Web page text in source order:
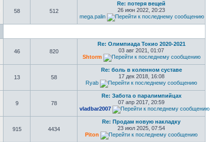
58 512
Re: потеря вещей
26 июн 2022, 20:23
mega.palin
46 820
Re: Олимпиада Токио 2020-2021
03 авг 2021, 01:07
Shtorm
13 58
Re: боль в коленном суставе
17 дек 2018, 16:08
Ryab
9 78
Re: Забота о паралимпийцах
07 апр 2017, 20:59
vladbar2007
915 4434
Re: Продам новую накладку
23 июл 2025, 07:54
Piton